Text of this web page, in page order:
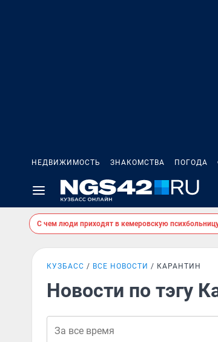
НЕДВИЖИМОСТЬ ЗНАКОМСТВА ПОГОДА
С чем люди приходят в кемеровскую
КУЗБАСС ВСЕ НОВОСТИ КАРАНТИН
Новости по тэгу